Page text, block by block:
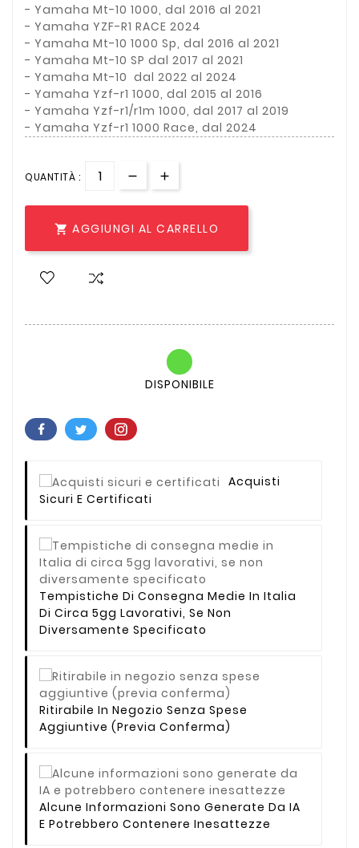
- Yamaha Mt-10 1000, dal 2016 al 2021
- Yamaha YZF-R1 RACE 2024
- Yamaha Mt-10 1000 Sp, dal 2016 al 2021
- Yamaha Mt-10 SP dal 2017 al 2021
- Yamaha Mt-10 dal 2022 al 2024
- Yamaha Yzf-r1 1000, dal 2015 al 2016
- Yamaha Yzf-r1/r1m 1000, dal 2017 al 2019
- Yamaha Yzf-r1 1000 Race, dal 2024
QUANTITÀ :
 AGGIUNGI AL CARRELLO
DISPONIBILE
Acquisti
Sicuri E Certificati
Tempistiche Di Consegna Medie In Italia
Di Circa 5gg Lavorativi, Se Non
Diversamente Specificato
Ritirabile In Negozio Senza Spese
Aggiuntive (previa Conferma)
Alcune Informazioni Sono Generate Da IA
E Potrebbero Contenere Inesattezze